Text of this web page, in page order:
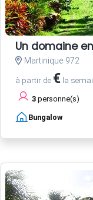
Un domaine
Martinique 972
à partir de € la
3 personne(s)
Bungalow